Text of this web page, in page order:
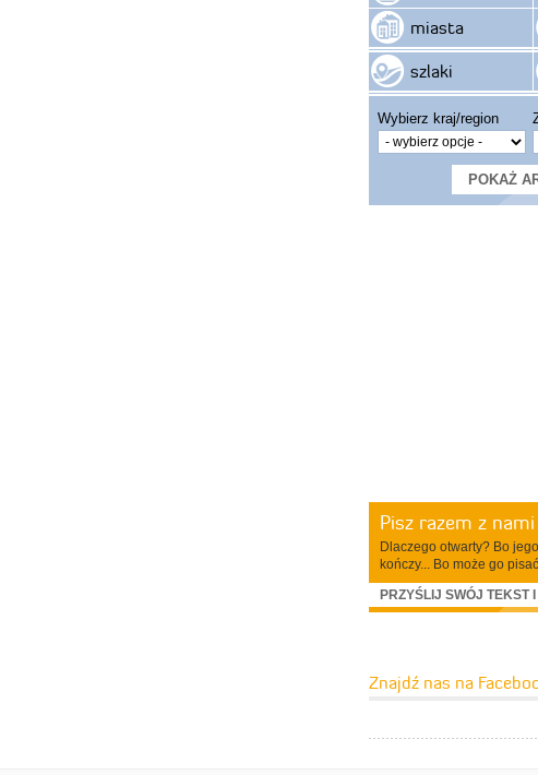
miasta
szlaki
Wybierz kraj/region
Pisz razem z nami
Dlaczego otwarty? Bo
kończy... Bo może go
PRZYŚLIJ SWÓJ TEKST
Znajdź nas na